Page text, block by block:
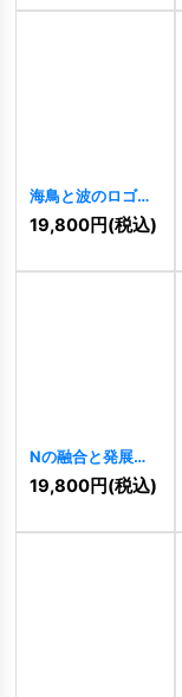
海鳥と波のロゴ
[11356]
19,800円(税込)
Nの融合と発展ロ
ゴ 11344]
19,800円(税込)